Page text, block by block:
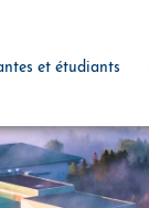
et étudiants